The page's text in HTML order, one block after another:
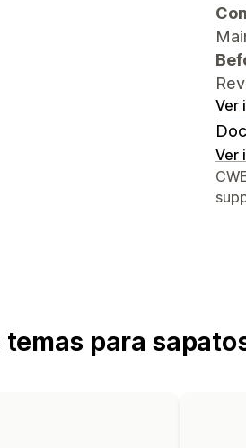
Ver
Ver
temas para